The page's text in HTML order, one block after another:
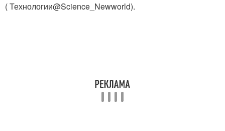
( Технологии@Science_Newworld).